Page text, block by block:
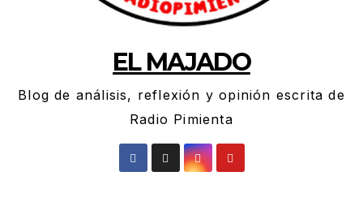
EL MAJADO
Blog de análisis, reflexión y opinión escrita de
Radio Pimienta